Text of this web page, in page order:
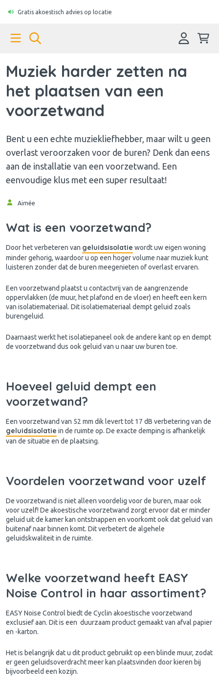
Gratis akoestisch advies op locatie
Muziek harder zetten na
het plaatsen van een
voorzetwand
Bent u een echte muziekliefhebber, maar wilt u geen
overlast veroorzaken voor de buren? Denk dan eens
aan de installatie van een voorzetwand. Een
eenvoudige klus met een super resultaat!
Aimée
Wat is een voorzetwand?
Door het verbeteren van geluidsisolatie wordt uw eigen woning
minder gehorig, waardoor u op een hoger volume naar muziek kunt
luisteren zonder dat de buren meegenieten of overlast ervaren.
Een voorzetwand plaatst u contactvrij van de aangrenzende
oppervlakken (de muur, het plafond en de vloer) en heeft een kern
van isolatiemateriaal. Dit isolatiemateriaal dempt geluid zoals
burengeluid.
Daarnaast werkt het isolatiepaneel ook de andere kant op en dempt
de voorzetwand dus ook geluid van u naar uw buren toe.
Hoeveel geluid dempt een
voorzetwand?
Een voorzetwand van 52 mm dik levert tot 17 dB verbetering van de
geluidsisolatie in de ruimte op. De exacte demping is afhankelijk
van de situatie en de plaatsing.
Voordelen voorzetwand voor uzelf
De voorzetwand is niet alleen voordelig voor de buren, maar ook
voor uzelf! De akoestische voorzetwand zorgt ervoor dat er minder
geluid uit de kamer kan ontstnappen en voorkomt ook dat geluid van
buitenaf naar binnen komt. Dit verbetert de algehele
geluidskwaliteit in de ruimte.
Welke voorzetwand heeft EASY
Noise Control in haar assortiment?
EASY Noise Control biedt de Cyclin akoestische voorzetwand
exclusief aan. Dit is een duurzaam product gemaakt van afval papier
en -karton.
Het is belangrijk dat u dit product gebruikt op een blinde muur, zodat
er geen geluidsoverdracht meer kan plaatsvinden door kieren bij
bijvoorbeeld een kozijn.